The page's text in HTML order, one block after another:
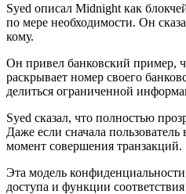
Syed описал Midnight как
по мере необходимости. Он
кому.
Он привел банковский пример,
раскрывает номер своего
делиться ограниченной
Syed сказал, что полностью
Даже если сначала
момент совершения транзакций.
Эта модель
доступа и функции